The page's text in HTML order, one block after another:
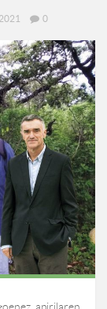
0